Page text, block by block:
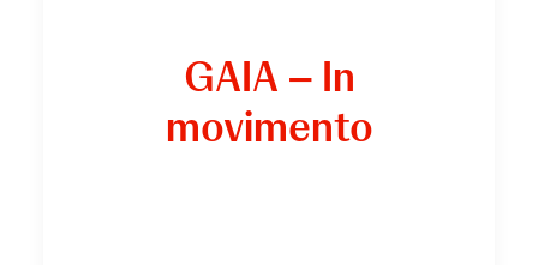
GAIA – In
movimento